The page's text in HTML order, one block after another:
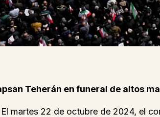
Teherán en funeral de altos
martes 22 de octubre de 2024, el